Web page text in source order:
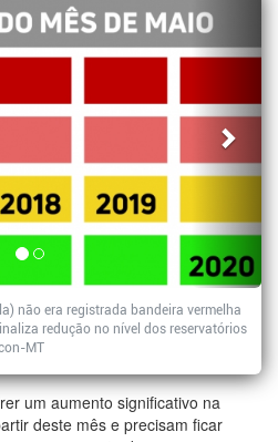
não era registrada bandeira vermelha
redução no nível dos reservatórios
MT
um aumento significativo na
deste mês e precisam ficar